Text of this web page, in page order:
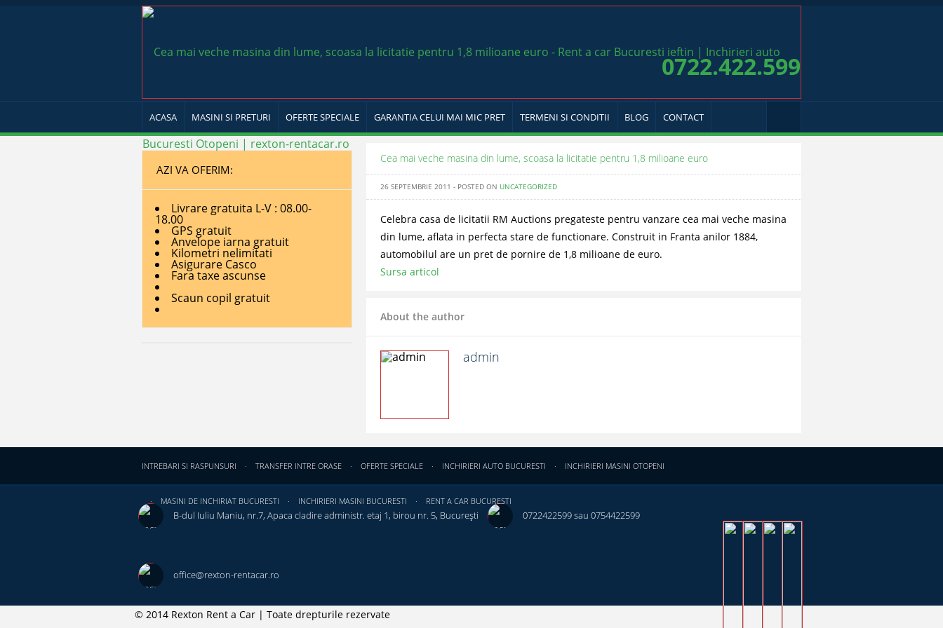
0722.422.599
ACASA MASINI SI PRETURI OFERTE SPECIALE GARANTIA CELUI MAI MIC PRET TERMENI SI CONDITII BLOG CONTACT
Cea mai veche masina din lume, scoasa la licitatie pentru 1,8 milioane euro
26 SEPTEMBRIE 2011 - POSTED ON UNCATEGORIZED
Celebra casa de licitatii RM Auctions pregateste pentru vanzare cea mai veche masina
din lume, aflata in perfecta stare de functionare. Construit in Franta anilor 1884,
automobilul are un pret de pornire de 1,8 milioane de euro.
Sursa articol
About the author
admin
AZI VA OFERIM:
Livrare gratuita L-V : 08.00-
18.00
GPS gratuit
Anvelope iarna gratuit
Kilometri nelimitati
Asigurare Casco
Fara taxe ascunse
Scaun copil gratuit
INTREBARI SI RASPUNSURI TRANSFER INTRE ORASE OFERTE SPECIALE INCHIRIERI AUTO BUCURESTI INCHIRIERI MASINI OTOPENI
MASINI DE INCHIRIAT BUCURESTI INCHIRIERI MASINI BUCURESTI RENT A CAR BUCURESTI
B-dul Iuliu Maniu, nr.7, Apaca cladire administr. etaj 1, birou nr. 5, București ‎ 0722422599 sau 0754422599
office@rexton-rentacar.ro
© 2014 Rexton Rent a Car | Toate drepturile rezervate